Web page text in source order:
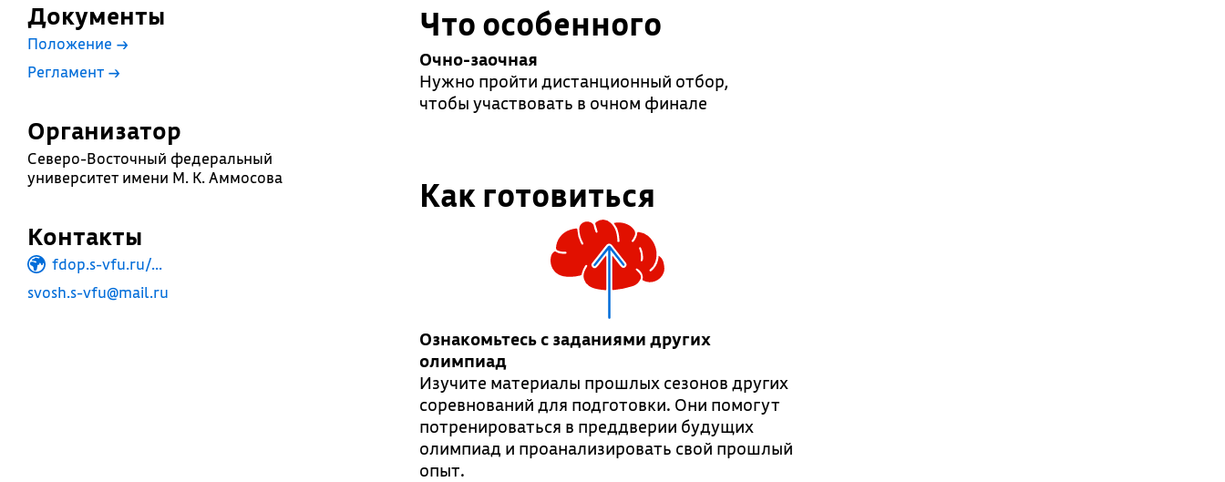
Документы
Положение →
Регламент →
Организатор
Северо-Восточный федеральный
университет имени М. К. Аммосова
Контакты
fdop.s-vfu.ru/...
svosh.s-vfu@mail.ru
Что особенного
Очно-заочная
Нужно пройти дистанционный отбор,
чтобы участвовать в очном финале
Как готовиться
Ознакомьтесь с заданиями других
олимпиад
Изучите материалы прошлых сезонов других
соревнований для подготовки. Они помогут
потренироваться в преддверии будущих
олимпиад и проанализировать свой прошлый
опыт.